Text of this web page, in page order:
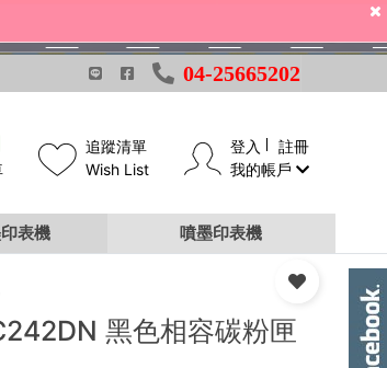
04-25665202
追蹤清單
Wish List
登入
註冊
我的帳戶
表機 噴墨印表機
黑色相容碳粉匣